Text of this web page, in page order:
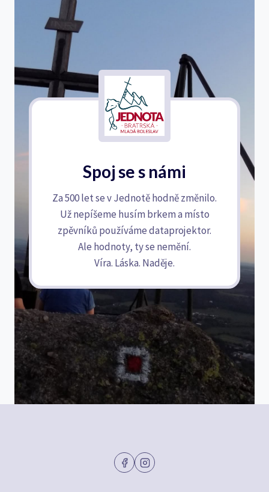
Spoj se s námi
Za 500 let se v Jednotě hodně změnilo.
Už nepíšeme husím brkem a místo
zpěvníků používáme dataprojektor.
Ale hodnoty, ty se nemění.
Víra. Láska. Naděje.